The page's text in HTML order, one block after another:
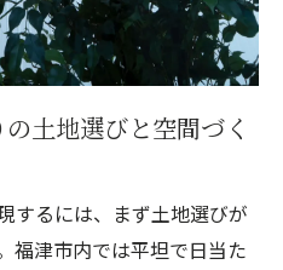
土地選びと空間づく
するには、まず土地選びが
福津市内では平坦で日当た